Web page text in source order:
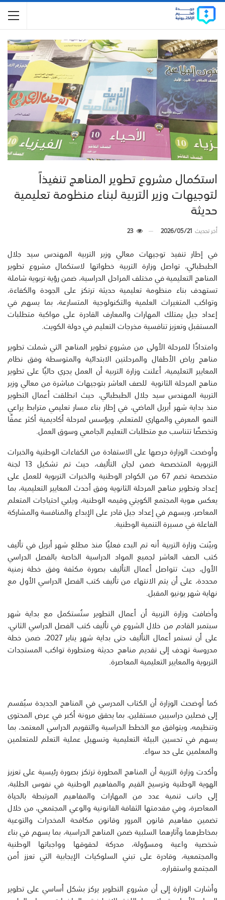
استكمال مشروع تطوير المناهج تنفيذاً
لتوجيهات وزير التربية لبناء منظومة تعليمية
حديثة
أخر تحديث 2026/05/21
23
في إطار تنفيذ توجيهات معالي وزير التربية المهندس سيد جلال
الطبطبائي، تواصل وزارة التربية خطواتها لاستكمال مشروع تطوير
المناهج التعليمية في مختلف المراحل الدراسية، ضمن رؤية تربوية شاملة
تستهدف بناء منظومة تعليمية حديثة ترتكز على الجودة والكفاءة،
وتواكب المتغيرات العلمية والتكنولوجية المتسارعة، بما يسهم في
إعداد جيل يمتلك المهارات والمعارف القادرة على مواكبة متطلبات
المستقبل وتعزيز تنافسية مخرجات التعليم في دولة الكويت.
وامتدادًا للمرحلة الأولى من مشروع تطوير المناهج التي شملت تطوير
مناهج رياض الأطفال والمرحلتين الابتدائية والمتوسطة وفق نظام
المعايير التعليمية، أعلنت وزارة التربية أن العمل يجري حاليًا على تطوير
مناهج المرحلة الثانوية للصف العاشر بتوجيهات مباشرة من معالي وزير
التربية المهندس سيد جلال الطبطبائي، حيث انطلقت أعمال التطوير
منذ بداية شهر أبريل الماضي، في إطار بناء مسار تعليمي مترابط يراعي
النمو المعرفي والمهاري للمتعلم، ويؤسس لمرحلة أكاديمية أكثر عمقًا
وتخصصًا تتناسب مع متطلبات التعليم الجامعي وسوق العمل.
وأوضحت الوزارة حرصها على الاستفادة من الكفاءات الوطنية والخبرات
التربوية المتخصصة ضمن لجان التأليف، حيث تم تشكيل 13 لجنة
متخصصة تضم 67 من الكوادر الوطنية والخبرات التربوية للعمل على
إعداد وتطوير مناهج المرحلة الثانوية وفق أحدث المعايير التعليمية، بما
يعكس هوية المجتمع الكويتي وقيمه الوطنية، ويلبي احتياجات المتعلم
المعاصر، ويسهم في إعداد جيل قادر على الإبداع والمنافسة والمشاركة
الفاعلة في مسيرة التنمية الوطنية.
وبيّنت وزارة التربية أنه تم البدء فعليًا منذ مطلع شهر أبريل في تأليف
كتب الصف العاشر لجميع المواد الدراسية الخاصة بالفصل الدراسي
الأول، حيث تتواصل أعمال التأليف بصورة مكثفة وفق خطة زمنية
محددة، على أن يتم الانتهاء من تأليف كتب الفصل الدراسي الأول مع
نهاية شهر يونيو المقبل.
وأضافت وزارة التربية أن أعمال التطوير ستُستكمل مع بداية شهر
سبتمبر القادم من خلال الشروع في تأليف كتب الفصل الدراسي الثاني،
على أن تستمر أعمال التأليف حتى بداية شهر يناير 2027، ضمن خطة
مدروسة تهدف إلى تقديم مناهج حديثة ومتطورة تواكب المستجدات
التربوية والمعايير التعليمية المعاصرة.
كما أوضحت الوزارة أن الكتاب المدرسي في المناهج الجديدة سيُقسم
إلى فصلين دراسيين مستقلين، بما يحقق مرونة أكبر في عرض المحتوى
وتنظيمه، ويتوافق مع الخطط الدراسية والتقويم الدراسي المعتمد، بما
يسهم في تحسين البيئة التعليمية وتسهيل عملية التعلم للمتعلمين
والمعلمين على حد سواء.
وأكدت وزارة التربية أن المناهج المطورة ترتكز بصورة رئيسية على تعزيز
الهوية الوطنية وترسيخ القيم والمفاهيم الوطنية في نفوس الطلبة،
إلى جانب تنمية عدد من المهارات والمفاهيم المرتبطة بالحياة
المعاصرة، وفي مقدمتها الثقافة القانونية والوعي المجتمعي، من خلال
تضمين مفاهيم قانون المرور وقانون مكافحة المخدرات والتوعية
بمخاطرهما وآثارهما السلبية ضمن المناهج الدراسية، بما يسهم في بناء
شخصية واعية ومسؤولة، مدركة لحقوقها وواجباتها الوطنية
والمجتمعية، وقادرة على تبني السلوكيات الإيجابية التي تعزز أمن
المجتمع واستقراره.
وأشارت الوزارة إلى أن مشروع التطوير يركز بشكل أساسي على تطوير